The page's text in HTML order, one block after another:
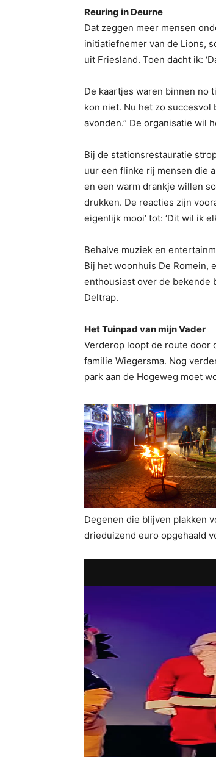
Reuring in Deurne
Dat zeggen meer mensen
initiatiefnemer van de Lions,
uit Friesland. Toen dacht ik:
De kaartjes waren binnen no
kon niet. Nu het zo
avonden.” De organisatie wil
Bij de stationsrestauratie
uur een flinke rij mensen die
en een warm drankje willen
drukken. De reacties zijn
eigenlijk mooi’ tot: ‘Dit wil ik
Behalve muziek en
Bij het woonhuis De Romein,
enthousiast over de bekende
Deltrap.
Het Tuinpad van mijn Vader
Verderop loopt de route door
familie Wiegersma. Nog
park aan de Hogeweg moet
Degenen die blijven plakken
drieduizend euro opgehaald